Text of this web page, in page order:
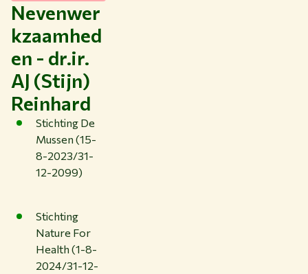
Nevenwer
kzaamhed
en - dr.ir.
AJ (Stijn)
Reinhard
Stichting De
Mussen (15-
8-2023/31-
12-2099)
Stichting
Nature For
Health (1-8-
2024/31-12-